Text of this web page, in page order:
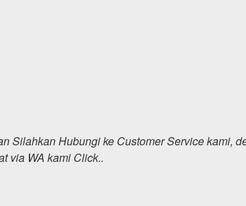
Silahkan Hubungi ke Customer Service kami,
via WA kami Click..